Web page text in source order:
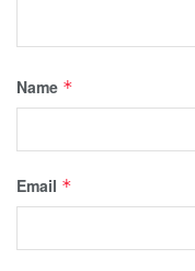
Name *
Email *